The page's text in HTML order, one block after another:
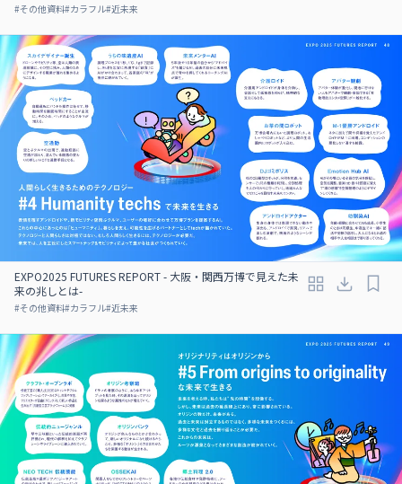
#その他資料#カラフル#近未来
EXPO2025 FUTURES REPORT - 大阪・関西万博で見えた未
来の兆しとは-
#その他資料#カラフル#近未来